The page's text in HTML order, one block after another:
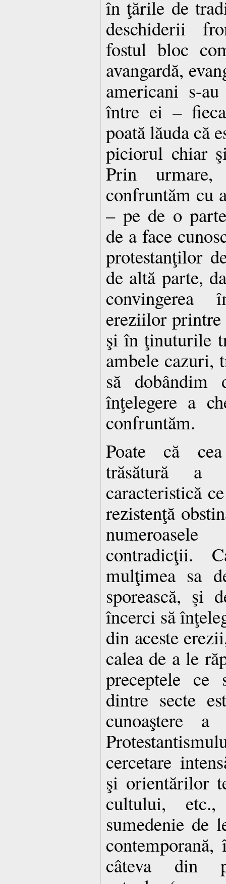
în ţările de
deschiderii
fostul bloc
avangardă,
americani s-
între ei –
poată lăuda că
piciorul chiar
Prin
confruntăm cu
– pe de o
de a face
protestanţilor
de altă parte,
convingerea
ereziilor
şi în ţinuturile
ambele cazuri,
să dobândim
înţelegere a
confruntăm.
Poate că
trăsătură a
caracteristică
rezistenţă
contradicţii.
mulţimea sa
sporească, şi
încerci să
din aceste
calea de a le
preceptele ce
dintre secte
cunoaştere
cercetare
şi orientărilor
cultului,
sumedenie de
câteva din